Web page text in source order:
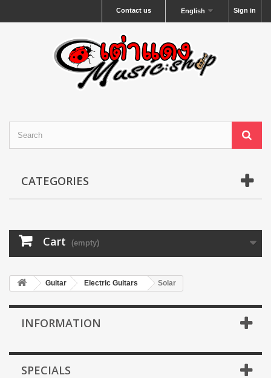
Sign in
English
Contact us
CATEGORIES
Cart (empty)
Guitar Electric Guitars Solar
INFORMATION
SPECIALS